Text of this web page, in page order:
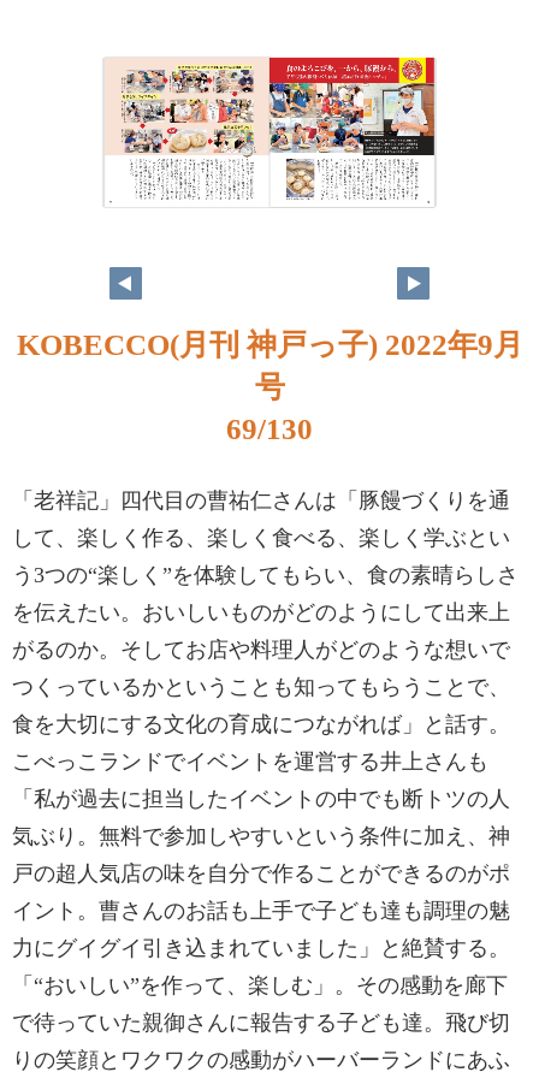
KOBECCO(月刊 神戸っ子) 2022年9月
号
69/130
「老祥記」四代目の曹祐仁さんは「豚饅づくりを通
して、楽しく作る、楽しく食べる、楽しく学ぶとい
う3つの“楽しく”を体験してもらい、食の素晴らしさ
を伝えたい。おいしいものがどのようにして出来上
がるのか。そしてお店や料理人がどのような想いで
つくっているかということも知ってもらうことで、
食を大切にする文化の育成につながれば」と話す。
こべっこランドでイベントを運営する井上さんも
「私が過去に担当したイベントの中でも断トツの人
気ぶり。無料で参加しやすいという条件に加え、神
戸の超人気店の味を自分で作ることができるのがポ
イント。曹さんのお話も上手で子ども達も調理の魅
力にグイグイ引き込まれていました」と絶賛する。
「“おいしい”を作って、楽しむ」。その感動を廊下
で待っていた親御さんに報告する子ども達。飛び切
りの笑顔とワクワクの感動がハーバーランドにあふ